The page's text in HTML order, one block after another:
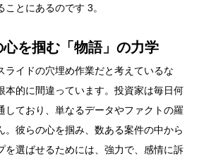
とにあるのです 3。
を掴む「物語」の力学
ライドの穴埋め作業だと考えているな
本的に間違っています。投資家は毎日何
しており、単なるデータやファクトの羅
。彼らの心を掴み、数ある案件の中から
を選ばせるためには、強力で、感情に訴